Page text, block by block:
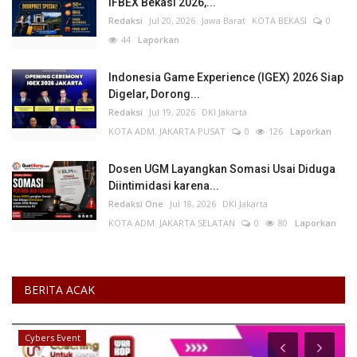
Redaksi Jul 20, 2026 Jawa Barat KOTA BEKASI
0
44 Laporkan
Indonesia Game Experience (IGEX) 2026 Siap
Digelar, Dorong...
Redaksi Jul 19, 2026 DKI Jakarta
KOTA ADM. JAKARTA PUSAT
0 126 Laporkan
Dosen UGM Layangkan Somasi Usai Diduga
Diintimidasi karena...
Redaksi One Jul 18, 2026 DKI Jakarta
KOTA ADM. JAKARTA SELATAN
0 80 Laporkan
BERITA ACAK
Olahraga